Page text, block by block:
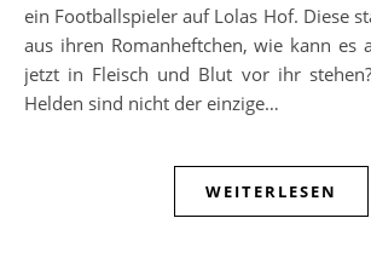
ein Footballspieler auf Lolas Hof. Diese
aus ihren Romanheftchen, wie kann es
jetzt in Fleisch und Blut vor ihr
Helden sind nicht der einzige…
WEITERLESEN